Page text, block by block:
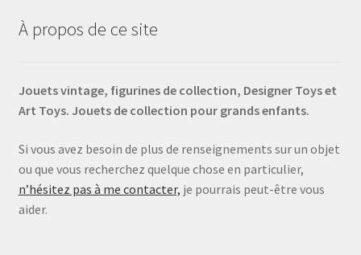
À propos de ce site
Jouets vintage, figurines de collection, Designer Toys et
Art Toys. Jouets de collection pour grands enfants.
Si vous avez besoin de plus de renseignements sur un objet
ou que vous recherchez quelque chose en particulier,
n’hésitez pas à me contacter, je pourrais peut-être vous
aider.